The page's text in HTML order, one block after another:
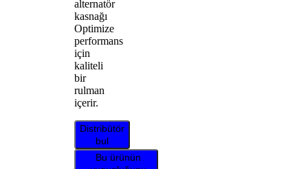
alternatör
kasnağı
Optimize
performans
için
kaliteli
bir
rulman
içerir.
Distribütör
bul
Bu ürünün